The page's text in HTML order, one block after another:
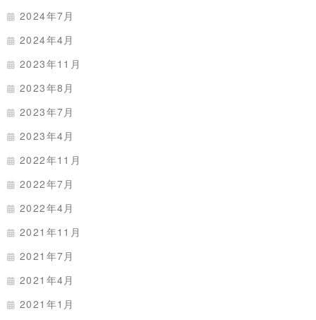
2024年7月
2024年4月
2023年11月
2023年8月
2023年7月
2023年4月
2022年11月
2022年7月
2022年4月
2021年11月
2021年7月
2021年4月
2021年1月